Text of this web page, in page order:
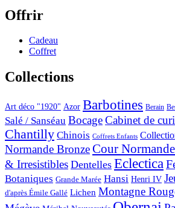
Offrir
Cadeau
Coffret
Collections
Art déco "1920" Azor Barbotines Berain
Salé / Sanséau BocageCabinet de
Chantilly Chinois Coffrets Enfants
Normande BronzeCour
& Irresistibles Dentelles Eclectica
Botaniques Grande Marée Hansi Henri IV
d'après Émile Gallé Lichen Montagne